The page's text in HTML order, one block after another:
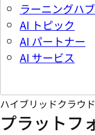
ラーニングハブ
AI トピック
AI パートナー
AI サービス
ハイブリッドクラウド
プラットフ